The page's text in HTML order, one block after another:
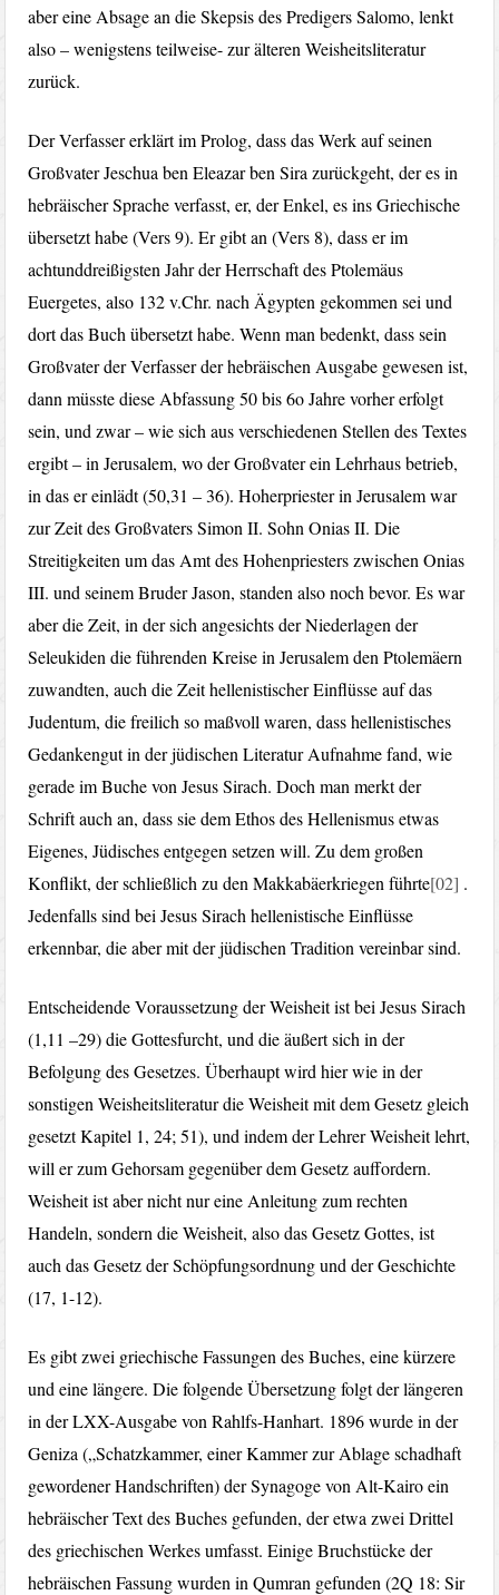
aber eine Absage an die Skepsis des Predigers Salomo, lenkt
also – wenigstens teilweise- zur älteren Weisheitsliteratur
zurück.
Der Verfasser erklärt im Prolog, dass das Werk auf seinen
Großvater Jeschua ben Eleazar ben Sira zurückgeht, der es in
hebräischer Sprache verfasst, er, der Enkel, es ins Griechische
übersetzt habe (Vers 9). Er gibt an (Vers 8), dass er im
achtunddreißigsten Jahr der Herrschaft des Ptolemäus
Euergetes, also 132 v.Chr. nach Ägypten gekommen sei und
dort das Buch übersetzt habe. Wenn man bedenkt, dass sein
Großvater der Verfasser der hebräischen Ausgabe gewesen ist,
dann müsste diese Abfassung 50 bis 6o Jahre vorher erfolgt
sein, und zwar – wie sich aus verschiedenen Stellen des Textes
ergibt – in Jerusalem, wo der Großvater ein Lehrhaus betrieb,
in das er einlädt (50,31 – 36). Hoherpriester in Jerusalem war
zur Zeit des Großvaters Simon II. Sohn Onias II. Die
Streitigkeiten um das Amt des Hohenpriesters zwischen Onias
III. und seinem Bruder Jason, standen also noch bevor. Es war
aber die Zeit, in der sich angesichts der Niederlagen der
Seleukiden die führenden Kreise in Jerusalem den Ptolemäern
zuwandten, auch die Zeit hellenistischer Einflüsse auf das
Judentum, die freilich so maßvoll waren, dass hellenistisches
Gedankengut in der jüdischen Literatur Aufnahme fand, wie
gerade im Buche von Jesus Sirach. Doch man merkt der
Schrift auch an, dass sie dem Ethos des Hellenismus etwas
Eigenes, Jüdisches entgegen setzen will. Zu dem großen
Konflikt, der schließlich zu den Makkabäerkriegen führte[02] .
Jedenfalls sind bei Jesus Sirach hellenistische Einflüsse
erkennbar, die aber mit der jüdischen Tradition vereinbar sind.
Entscheidende Voraussetzung der Weisheit ist bei Jesus Sirach
(1,11 –29) die Gottesfurcht, und die äußert sich in der
Befolgung des Gesetzes. Überhaupt wird hier wie in der
sonstigen Weisheitsliteratur die Weisheit mit dem Gesetz gleich
gesetzt Kapitel 1, 24; 51), und indem der Lehrer Weisheit lehrt,
will er zum Gehorsam gegenüber dem Gesetz auffordern.
Weisheit ist aber nicht nur eine Anleitung zum rechten
Handeln, sondern die Weisheit, also das Gesetz Gottes, ist
auch das Gesetz der Schöpfungsordnung und der Geschichte
(17, 1-12).
Es gibt zwei griechische Fassungen des Buches, eine kürzere
und eine längere. Die folgende Übersetzung folgt der längeren
in der LXX-Ausgabe von Rahlfs-Hanhart. 1896 wurde in der
Geniza („Schatzkammer, einer Kammer zur Ablage schadhaft
gewordener Handschriften) der Synagoge von Alt-Kairo ein
hebräischer Text des Buches gefunden, der etwa zwei Drittel
des griechischen Werkes umfasst. Einige Bruchstücke der
hebräischen Fassung wurden in Qumran gefunden (2Q 18: Sir